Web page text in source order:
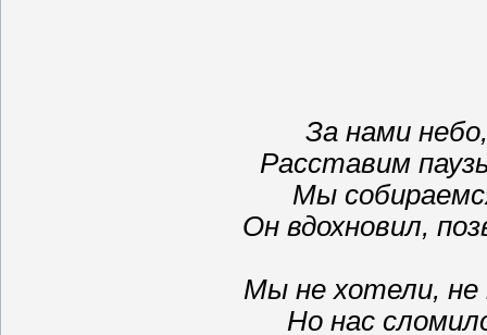
За нами
Расставим
Мы
Он вдохновил,
Мы не хотели,
Но нас